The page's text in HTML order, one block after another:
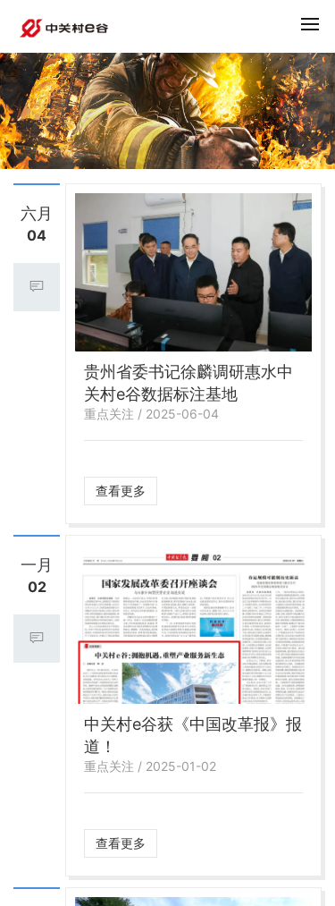
六月
04
贵州省委书记徐麟调研惠水中
关村e谷数据标注基地
重点关注 / 2025-06-04
查看更多
一月
02
中关村e谷获《中国改革报》报
道！
重点关注 / 2025-01-02
查看更多